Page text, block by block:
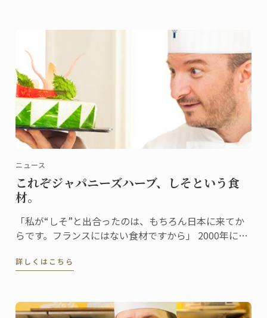
ニュース
これぞジャパニーズハーブ、しそという食
材。
「私が“しそ”と出合ったのは、もちろん日本に来てか
らです。フランスにはない食材ですから」 2000年に来
フ。しそとは日本食を通じて出合ったという。 「珍し
詳しくはこちら